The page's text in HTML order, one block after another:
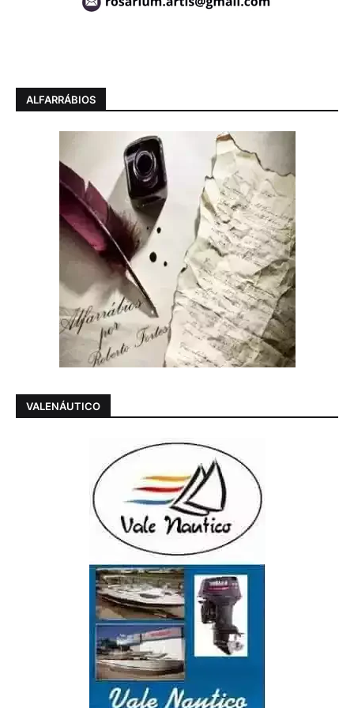
ALFARRÁBIOS
VALENÁUTICO